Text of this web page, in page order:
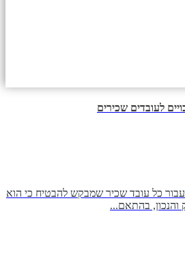
לעובדים שכירים
כל עובד שכיר שמבקש להבטיח כי הוא
בהתאם...